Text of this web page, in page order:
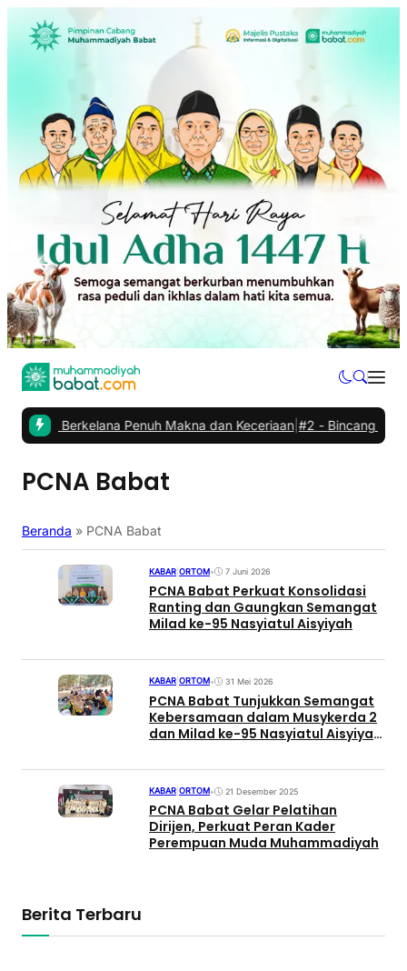
Berkelana Penuh Makna dan Keceriaan|#2 -Bincang Kader
PCNA Babat
Beranda » PCNA Babat
KABAR ORTOM• 7 Juni 2026
PCNA Babat Perkuat Konsolidasi
Ranting dan Gaungkan Semangat
Milad ke-95 Nasyiatul Aisyiyah
KABAR ORTOM• 31 Mei 2026
PCNA Babat Tunjukkan Semangat
Kebersamaan dalam Musykerda 2
dan Milad ke-95 Nasyiatul Aisyiyah
KABAR ORTOM• 21 Desember 2025
PCNA Babat Gelar Pelatihan
Dirijen, Perkuat Peran Kader
Perempuan Muda Muhammadiyah
Berita Terbaru